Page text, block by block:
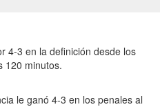
4-3 en la definición desde los
120 minutos.
le ganó 4-3 en los penales al